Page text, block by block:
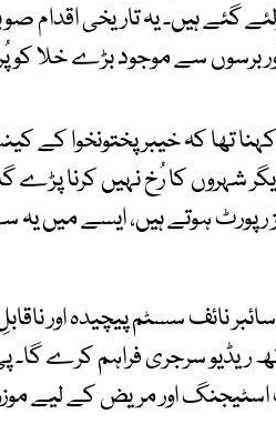
گئے ہیں۔ یہ تاریخی
برسوں سے موجود بڑے خلا کو
تھا کہ خیبرپختونخوا
شہروں کا رُخ نہیں کرنا پڑے
ہوتے ہیں، ایسے میں یہ
نائف سسٹم پیچیدہ اور
ریڈیو سرجری فراہم کرے
اور مریض کے لیے